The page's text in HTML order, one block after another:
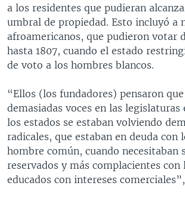
a los residentes que pudieran
umbral de propiedad. Esto incluyó a
afroamericanos, que pudieron votar
hasta 1807, cuando el estado
de voto a los hombres blancos.
“Ellos (los fundadores) pensaron
demasiadas voces en las legislaturas
los estados se estaban volviendo
radicales, que estaban en deuda con
hombre común, cuando necesitaban
reservados y más complacientes
educados con intereses